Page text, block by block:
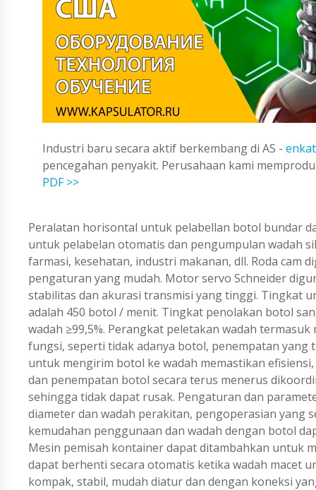
Industri baru secara aktif berkembang di AS -
pencegahan penyakit. Perusahaan kami
PDF >>
Peralatan horisontal untuk pelabellan botol bundar
untuk pelabelan otomatis dan pengumpulan wadah
farmasi, kesehatan, industri makanan, dll. Roda cam
pengaturan yang mudah. Motor servo Schneider
stabilitas dan akurasi transmisi yang tinggi. Tingkat
adalah 450 botol / menit. Tingkat penolakan botol
wadah ≥99,5%. Perangkat peletakan wadah
fungsi, seperti tidak adanya botol, penempatan yang
untuk mengirim botol ke wadah memastikan
dan penempatan botol secara terus menerus
sehingga tidak dapat rusak. Pengaturan dan
diameter dan wadah perakitan, pengoperasian yang
kemudahan penggunaan dan wadah dengan botol
Mesin pemisah kontainer dapat ditambahkan untuk
dapat berhenti secara otomatis ketika wadah macet
kompak, stabil, mudah diatur dan dengan koneksi